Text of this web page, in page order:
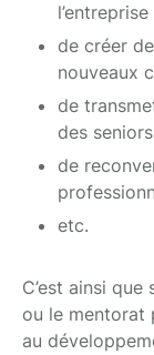
de créer
nouveaux
de
des
de
etc.
C’est ainsi
ou le mentorat
au